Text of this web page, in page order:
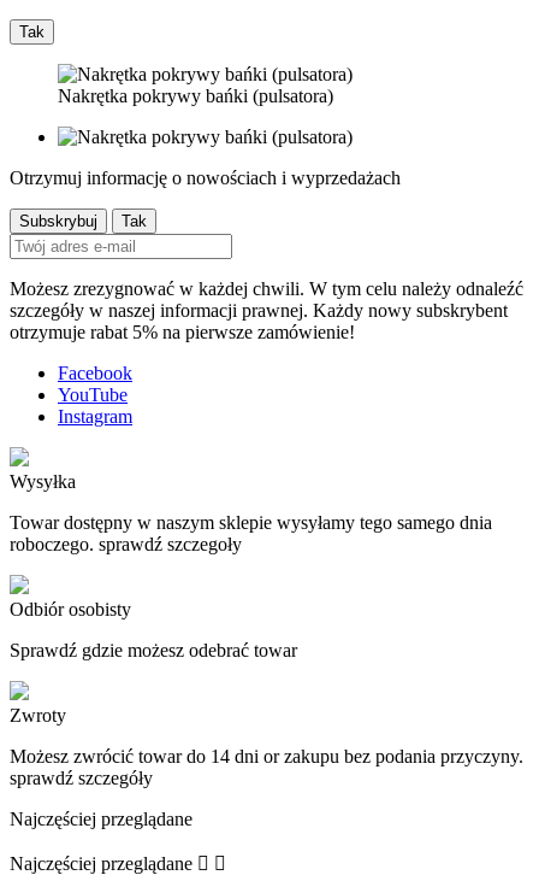
Tak
Nakrętka pokrywy bańki (pulsatora)
Otrzymuj informację o nowościach i wyprzedażach
Możesz zrezygnować w każdej chwili. W tym celu należy odnaleźć
szczegóły w naszej informacji prawnej. Każdy nowy subskrybent
otrzymuje rabat 5% na pierwsze zamówienie!
Facebook
YouTube
Instagram
Wysyłka
Towar dostępny w naszym sklepie wysyłamy tego samego dnia
roboczego. sprawdź szczegoły
Odbiór osobisty
Sprawdź gdzie możesz odebrać towar
Zwroty
Możesz zwrócić towar do 14 dni or zakupu bez podania przyczyny.
sprawdź szczegóły
Najczęściej przeglądane
Najczęściej przeglądane  